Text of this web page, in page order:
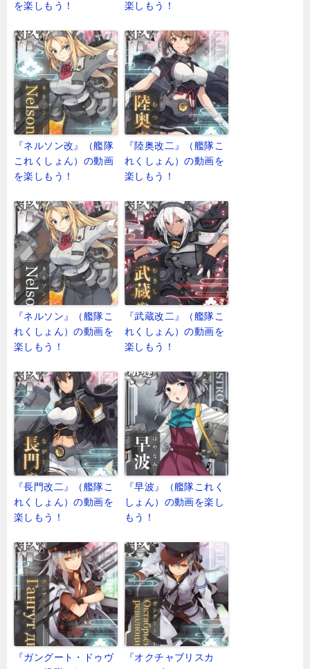
を楽しもう！
楽しもう！
『ネルソン改』（艦隊
これくしょん）の動画
を楽しもう！
『陸奥改二』（艦隊こ
れくしょん）の動画を
楽しもう！
『ネルソン』（艦隊こ
れくしょん）の動画を
楽しもう！
『武蔵改二』（艦隊こ
れくしょん）の動画を
楽しもう！
『長門改二』（艦隊こ
れくしょん）の動画を
楽しもう！
『早波』（艦隊これく
しょん）の動画を楽し
もう！
『ガングート・ドゥヴ
『オクチャブリスカ